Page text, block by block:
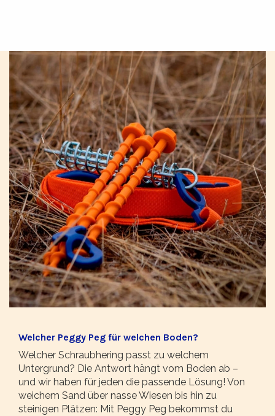
Welcher Peggy Peg für welchen Boden?
Welcher Schraubhering passt zu welchem
Untergrund? Die Antwort hängt vom Boden ab –
und wir haben für jeden die passende Lösung! Von
weichem Sand über nasse Wiesen bis hin zu
steinigen Plätzen: Mit Peggy Peg bekommst du